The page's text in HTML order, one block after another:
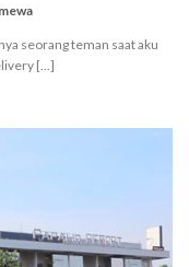
seorang teman saat aku
[...]